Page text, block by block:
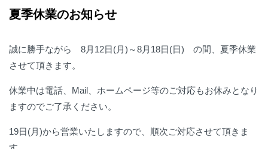
夏季休業のお知らせ
誠に勝手ながら 8月12日(月)～8月18日(日) の間、夏季休業
させて頂きます。
休業中は電話、Mail、ホームページ等のご対応もお休みとなり
ますのでご了承ください。
19日(月)から営業いたしますので、順次ご対応させて頂きま